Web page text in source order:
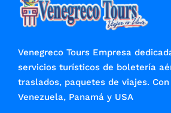
opciones
se
elegir
en
la
página
Venegreco Tours Empresa
servicios turísticos de boletería
traslados, paquetes de viajes.
Venezuela, Panamá y USA